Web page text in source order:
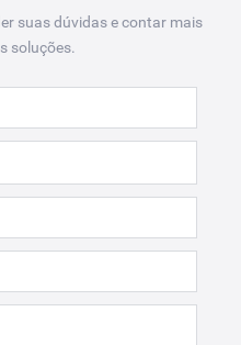
suas dúvidas e contar mais
soluções.